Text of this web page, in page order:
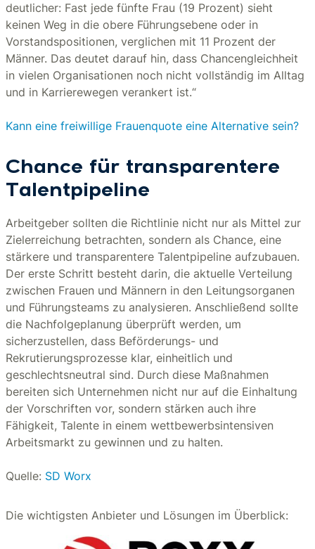
deutlicher: Fast jede fünfte Frau (19 Prozent) sieht
keinen Weg in die obere Führungsebene oder in
Vorstandspositionen, verglichen mit 11 Prozent der
Männer. Das deutet darauf hin, dass Chancengleichheit
in vielen Organisationen noch nicht vollständig im Alltag
und in Karrierewegen verankert ist.“
Kann eine freiwillige Frauenquote eine Alternative sein?
Chance für transparentere
Talentpipeline
Arbeitgeber sollten die Richtlinie nicht nur als Mittel zur
Zielerreichung betrachten, sondern als Chance, eine
stärkere und transparentere Talentpipeline aufzubauen.
Der erste Schritt besteht darin, die aktuelle Verteilung
zwischen Frauen und Männern in den Leitungsorganen
und Führungsteams zu analysieren. Anschließend sollte
die Nachfolgeplanung überprüft werden, um
sicherzustellen, dass Beförderungs- und
Rekrutierungsprozesse klar, einheitlich und
geschlechtsneutral sind. Durch diese Maßnahmen
bereiten sich Unternehmen nicht nur auf die Einhaltung
der Vorschriften vor, sondern stärken auch ihre
Fähigkeit, Talente in einem wettbewerbsintensiven
Arbeitsmarkt zu gewinnen und zu halten.
Quelle: SD Worx
Die wichtigsten Anbieter und Lösungen im Überblick: